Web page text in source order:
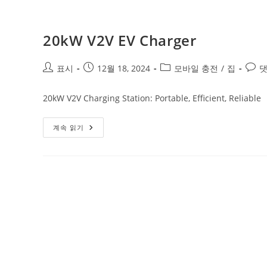
20kW V2V EV Charger
표시 12월 18, 2024 모바일 충전 / 집
20kW V2V Charging Station: Portable, Efficient, Reliable
계속 읽기